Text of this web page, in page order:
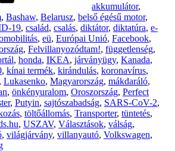
akkumulátor,
, Bashaw, Belarusz, belső égésű motor,
19, család, csalás, diktátor, diktatúra, e-
, eü, Európai Unió, Facebook,
, Felvillanyozódtam!, függetlenség,
, honda, IKEA, járványügy, Kanada,
, kínai termék, kirándulás, koronavírus,
, Lukasenko, Magyarország, mákdaráló,
, önkényuralom, Oroszország, Perfect
, Putyin, sajtószabadság, SARS-CoV-2,
, töltőállomás, Transporter, tüntetés,
, USZAV, Választások, válság,
, világjárvány, villanyautó, Volkswagen,